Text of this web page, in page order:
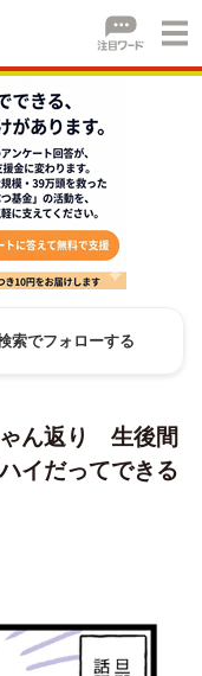
索でフォローする
ん返り 生後間
イだってできる